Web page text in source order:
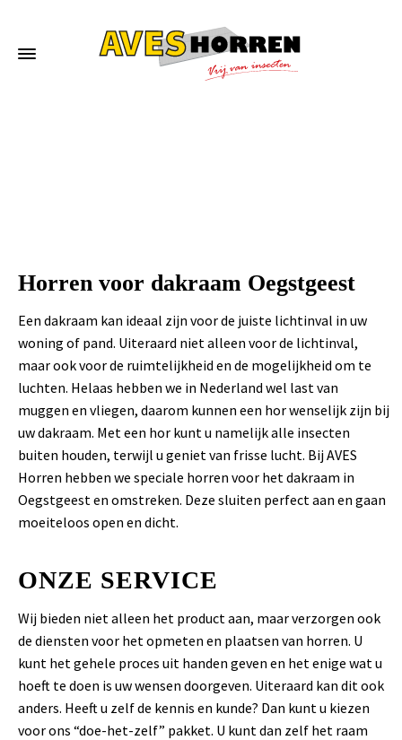
Horren voor dakraam Oegstgeest
Een dakraam kan ideaal zijn voor de juiste lichtinval in uw
woning of pand. Uiteraard niet alleen voor de lichtinval,
maar ook voor de ruimtelijkheid en de mogelijkheid om te
luchten. Helaas hebben we in Nederland wel last van
muggen en vliegen, daarom kunnen een hor wenselijk zijn bij
uw dakraam. Met een hor kunt u namelijk alle insecten
buiten houden, terwijl u geniet van frisse lucht. Bij AVES
Horren hebben we speciale horren voor het dakraam in
Oegstgeest en omstreken. Deze sluiten perfect aan en gaan
moeiteloos open en dicht.
ONZE SERVICE
Wij bieden niet alleen het product aan, maar verzorgen ook
de diensten voor het opmeten en plaatsen van horren. U
kunt het gehele proces uit handen geven en het enige wat u
hoeft te doen is uw wensen doorgeven. Uiteraard kan dit ook
anders. Heeft u zelf de kennis en kunde? Dan kunt u kiezen
voor ons “doe-het-zelf” pakket. U kunt dan zelf het raam